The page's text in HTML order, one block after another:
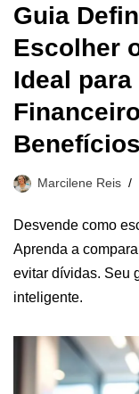
Guia
Escolher
Ideal
Benefícios
Marcilene Reis
Desvende como
Aprenda a
evitar dívidas. Seu
inteligente.